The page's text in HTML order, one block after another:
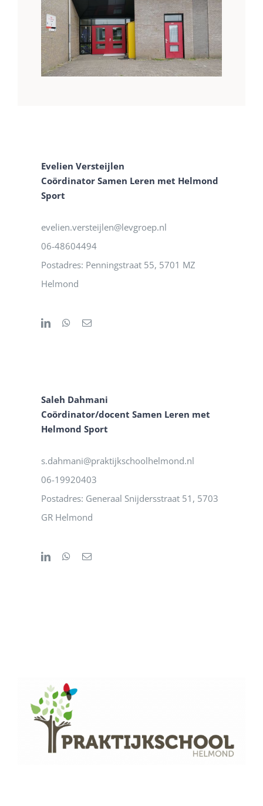
Evelien Versteijlen
Coördinator Samen Leren met Helmond
Sport
evelien.versteijlen@levgroep.nl
06-48604494
Postadres: Penningstraat 55, 5701 MZ
Helmond
Saleh Dahmani
Coördinator/docent Samen Leren met
Helmond Sport
s.dahmani@praktijkschoolhelmond.nl
06-19920403
Postadres: Generaal Snijdersstraat 51, 5703
GR Helmond